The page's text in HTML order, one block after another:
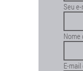
Seu
Nome
E-